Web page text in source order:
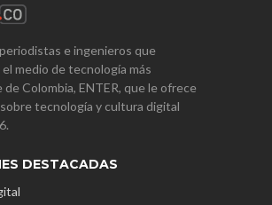
e ingenieros que
medio de tecnología más
Colombia, ENTER, que le ofrece
tecnología y cultura digital
DESTACADAS